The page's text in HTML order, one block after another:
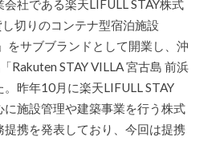
社である楽天LIFULL STAY株式
切りのコンテナ型宿泊施設
をサブブランドとして開業し、沖
Rakuten STAY VILLA 宮古島 前浜
昨年10月に楽天LIFULL STAY
施設管理や建築事業を行う株式
携を発表しており、今回は提携